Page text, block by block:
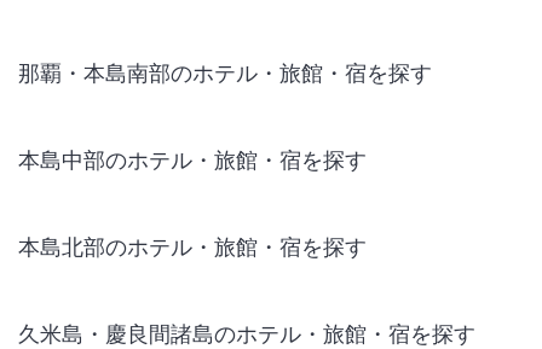
那覇・本島南部のホテル・旅館・宿を探す
本島中部のホテル・旅館・宿を探す
本島北部のホテル・旅館・宿を探す
久米島・慶良間諸島のホテル・旅館・宿を探す